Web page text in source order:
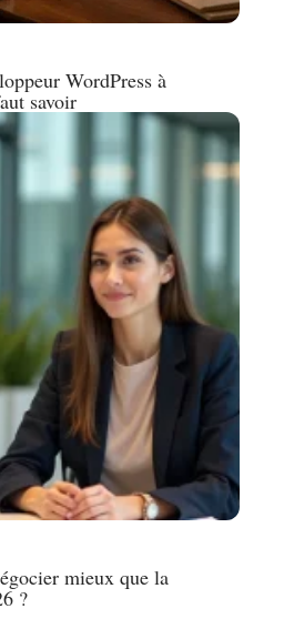
WordPress à
savoir
mieux que la
?